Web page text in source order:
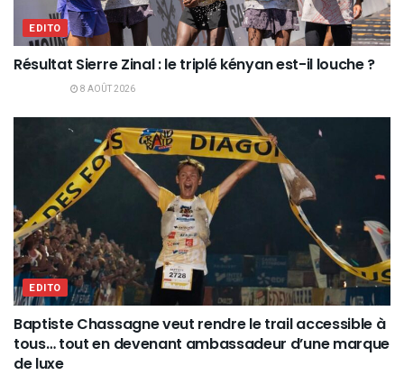
EDITO
Résultat Sierre Zinal : le triplé kényan est-il louche ?
8 AOÛT 2026
EDITO
Baptiste Chassagne veut rendre le trail accessible à
tous… tout en devenant ambassadeur d’une marque
de luxe